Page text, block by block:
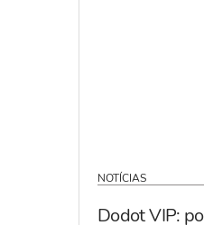
NOTÍCIAS
Dodot VIP: